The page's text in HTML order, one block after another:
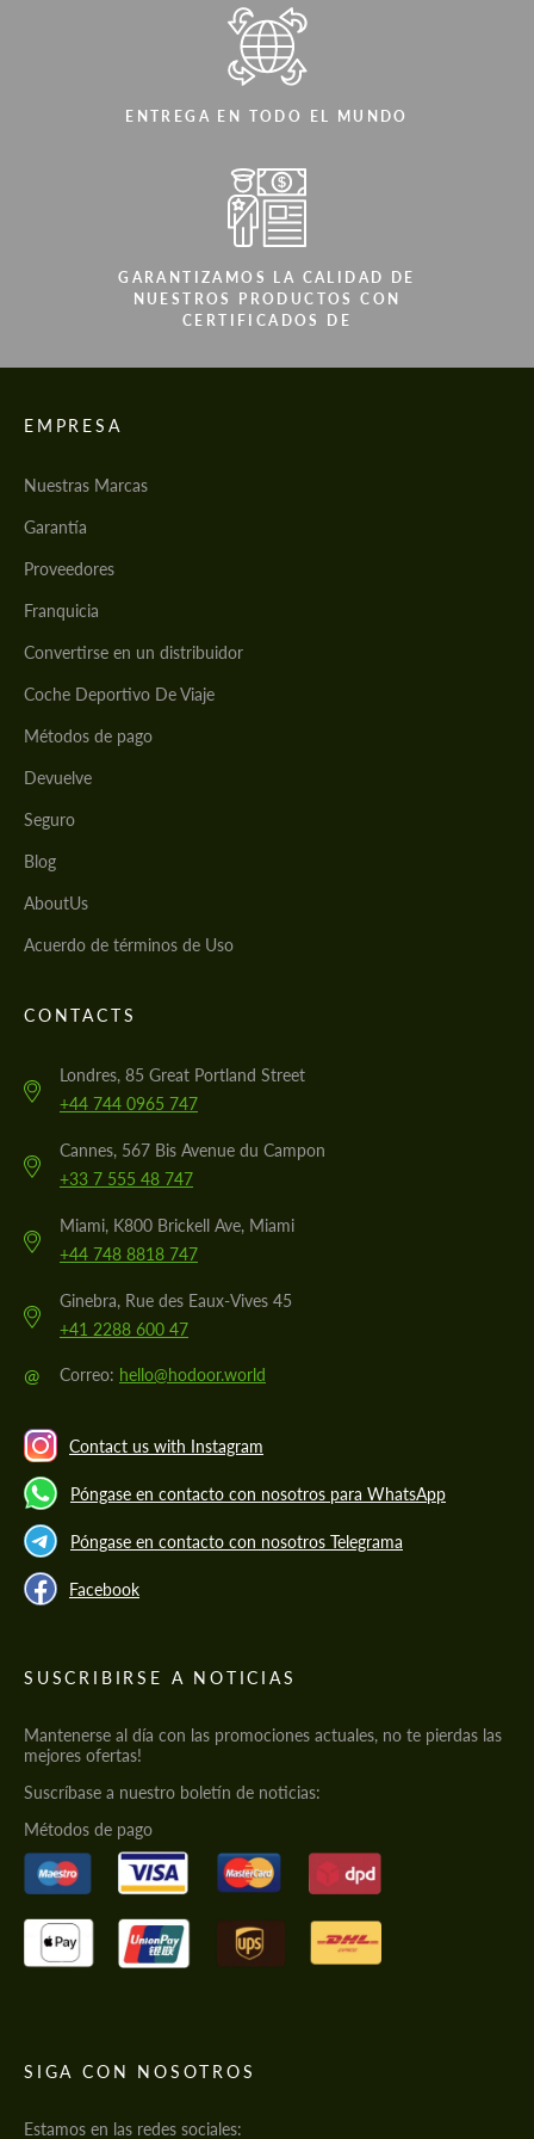
ENTREGA EN TODO EL MUNDO
GARANTIZAMOS LA CALIDAD DE
NUESTROS PRODUCTOS CON
CERTIFICADOS DE
EMPRESA
Nuestras Marcas
Garantía
Proveedores
Franquicia
Convertirse en un distribuidor
Coche Deportivo De Viaje
Métodos de pago
Devuelve
Seguro
Blog
AboutUs
Acuerdo de términos de Uso
CONTACTS
Londres, 85 Great Portland Street
+44 744 0965 747
Cannes, 567 Bis Avenue du Campon
+33 7 555 48 747
Miami, K800 Brickell Ave, Miami
+44 748 8818 747
Ginebra, Rue des Eaux-Vives 45
+41 2288 600 47
@ Correo: hello@hodoor.world
Contact us with Instagram
Póngase en contacto con nosotros para WhatsApp
Póngase en contacto con nosotros Telegrama
Facebook
SUSCRIBIRSE A NOTICIAS
Mantenerse al día con las promociones actuales, no te pierdas las
mejores ofertas!
Suscríbase a nuestro boletín de noticias:
Métodos de pago
SIGA CON NOSOTROS
Estamos en las redes sociales: